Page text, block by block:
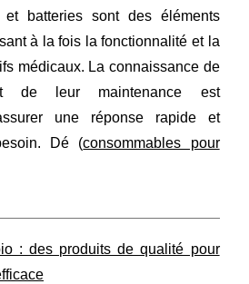
et batteries sont des éléments
à la fois la fonctionnalité et la
médicaux. La connaissance de
de leur maintenance est
une réponse rapide et
Dé (consommables pour
: des produits de qualité pour